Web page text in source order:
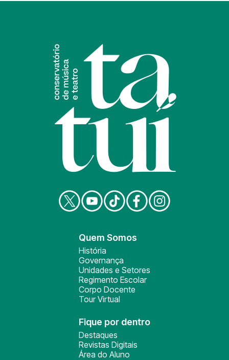
Quem Somos
História
Governança
Unidades e Setores
Regimento Escolar
Corpo Docente
Tour Virtual
Fique por dentro
Destaques
Revistas Digitais
Área do Aluno